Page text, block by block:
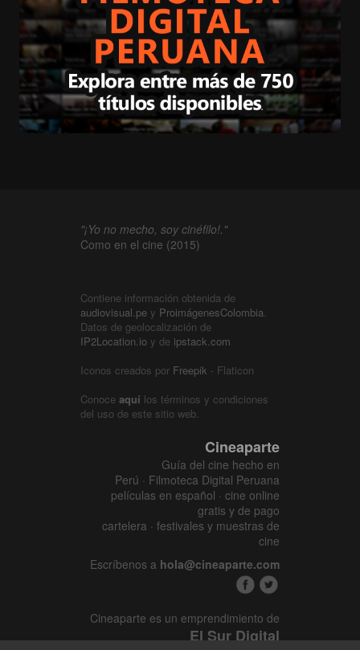
"¡Yo no mecho, soy cinéfilo!."
Como en el cine (2015)
Contiene información obtenida de
audiovisual.pe y ProimágenesColombia.
Datos de geolocalización de
IP2Location.io y de ipstack.com
Iconos creados por Freepik - Flaticon
Conoce aquí los términos y condiciones
del uso de este sitio web.
Cineaparte
Guía del cine hecho en
Perú · Filmoteca Digital Peruana
películas en español · cine online
gratis y de pago
cartelera · festivales y muestras de
cine
Escríbenos a hola@cineaparte.com
Cineaparte es un emprendimiento de
El Sur Digital